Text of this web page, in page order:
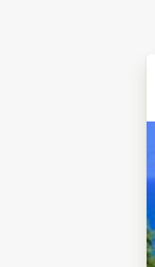
Северный Гоа